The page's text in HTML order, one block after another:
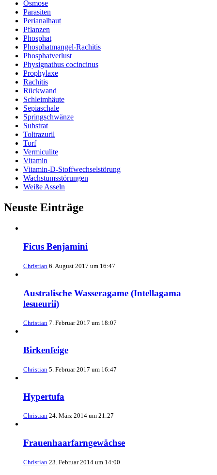
Osmose
Parasiten
Perianalhaut
Pflanzen
Phosphat
Phosphatmangel-Rachitis
Phosphatverlust
Physignathus cocincinus
Prophylaxe
Rachitis
Rückwand
Schleimhäute
Sepiaschale
Springschwänze
Substrat
Toltrazuril
Torf
Vermiculite
Vitamin
Vitamin-D-Stoffwechselstörung
Wachstumsstörungen
Weiße Asseln
Neuste Einträge
Ficus Benjamini
Christian 6. August 2017 um 16:47
Australische Wasseragame (Intellagama
lesueurii)
Christian 7. Februar 2017 um 18:07
Birkenfeige
Christian 5. Februar 2017 um 16:47
Hypertufa
Christian 24. März 2014 um 21:27
Frauenhaarfarngewächse
Christian 23. Februar 2014 um 14:00